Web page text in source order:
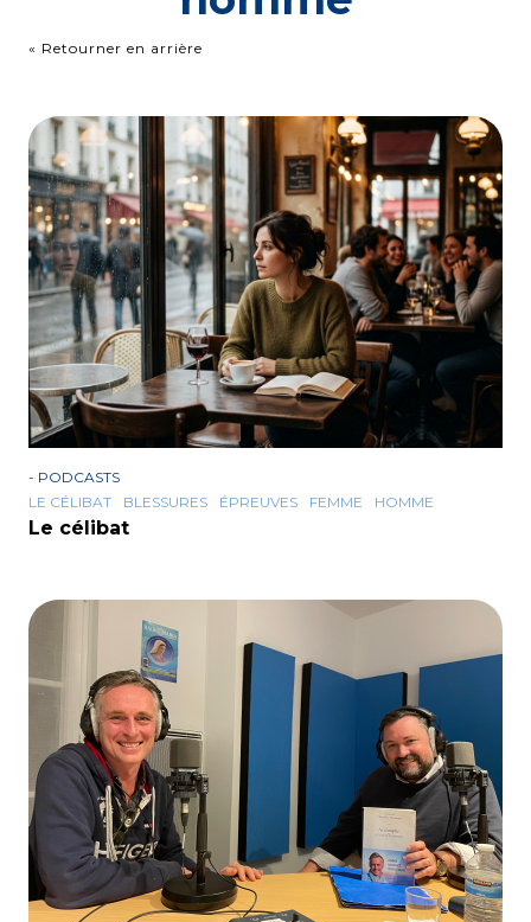
« Retourner en arrière
- PODCASTS
LE CÉLIBAT
BLESSURES ÉPREUVES FEMME HOMME
Le célibat